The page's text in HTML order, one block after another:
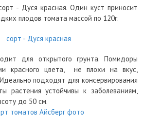
- Дуся красная. Один куст приносит
плодов томата массой по 120г.
для открытого грунта. Помидоры
красного цвета, не плохи на вкус,
подходят для консервирования
растения устойчивы к заболеваниям,
до 50 см.